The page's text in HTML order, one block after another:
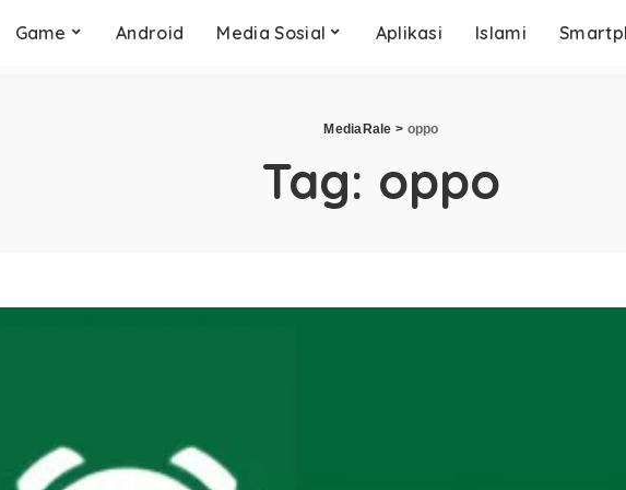
Game Android Media Sosial Aplikasi Islami
MediaRale > oppo
Tag: oppo